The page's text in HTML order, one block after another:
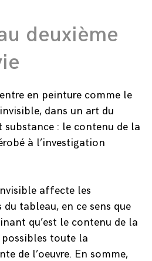
deuxième
en peinture comme le
dans un art du
substance : le contenu de la
à l’investigation
affecte les
tableau, en ce sens que
qu’est le contenu de la
toute la
de l’oeuvre. En somme,